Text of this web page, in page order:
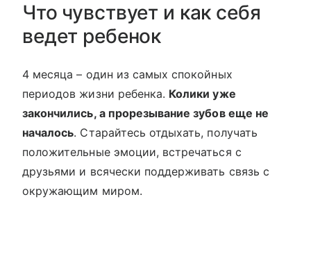
Что чувствует и как себя
ведет ребенок
4 месяца – один из самых спокойных
периодов жизни ребенка. Колики уже
закончились, а прорезывание зубов еще не
началось. Старайтесь отдыхать, получать
положительные эмоции, встречаться с
друзьями и всячески поддерживать связь с
окружающим миром.